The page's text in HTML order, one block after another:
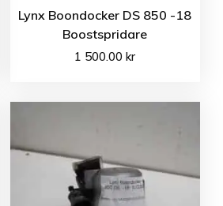
Lynx Boondocker DS 850 -18
Boostspridare
1 500.00kr